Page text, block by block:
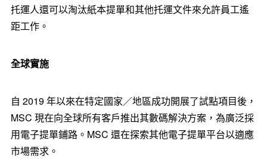
托運人還可以淘汰紙本提單和其他托運文件來允許員工遙
距工作。
全球實施
自 2019 年以來在特定國家／地區成功開展了試點項目後，
MSC 現在向全球所有客戶推出其數碼解決方案，為廣泛採
用電子提單鋪路。MSC 還在探索其他電子提單平台以適應
市場需求。